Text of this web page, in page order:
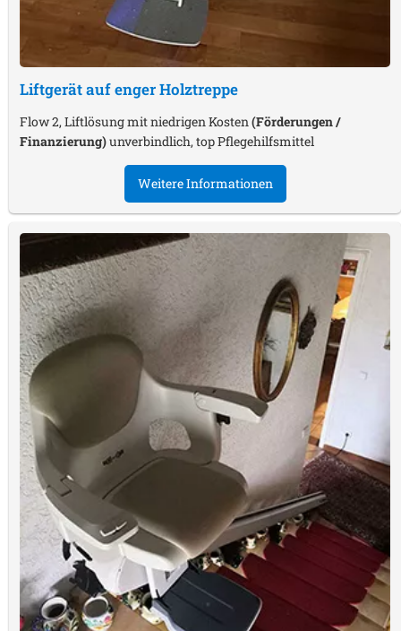
Liftgerät auf enger Holztreppe
Flow 2, Liftlösung mit niedrigen Kosten (Förderungen /
Finanzierung)unverbindlich, top Pflegehilfsmittel
Weitere Informationen